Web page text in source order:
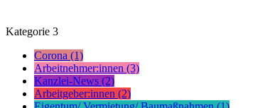
Kategorie 3
Corona (1)
Arbeitnehmer:innen (3)
Kanzlei-News (2)
Arbeitgeber:innen (2)